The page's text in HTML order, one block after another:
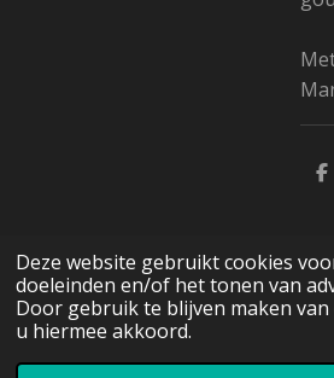
Deze website gebruikt cookies
doeleinden en/of het tonen van
Door gebruik te blijven maken van
u hiermee akkoord.
D
n
© 2016 - 2026